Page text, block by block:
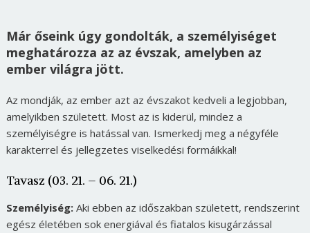
Már őseink úgy gondolták, a személyiséget
meghatározza az az évszak, amelyben az
ember világra jött.
Az mondják, az ember azt az évszakot kedveli a legjobban,
amelyikben született. Most az is kiderül, mindez a
személyiségre is hatással van. Ismerkedj meg a négyféle
karakterrel és jellegzetes viselkedési formáikkal!
Tavasz (03. 21. – 06. 21.)
Személyiség:Aki ebben az időszakban született, rendszerint
egész életében sok energiával és fiatalos kisugárzással